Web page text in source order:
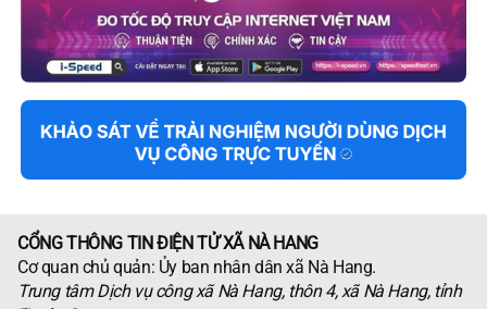
CỔNG THÔNG TIN ĐIỆN TỬ XÃ NÀ HANG
Cơ quan chủ quản: Ủy ban nhân dân xã Nà Hang.
Trung tâm Dịch vụ công xã Nà Hang, thôn 4, xã Nà Hang, tỉnh